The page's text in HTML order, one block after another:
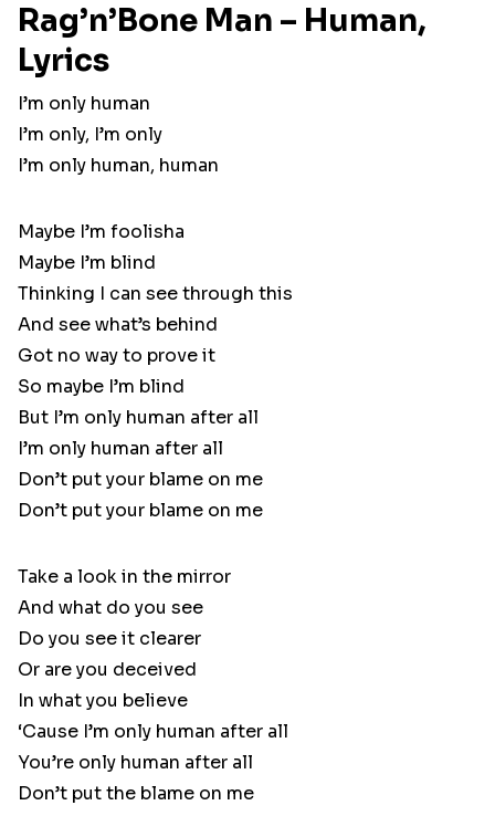
Rag’n’Bone Man – Human,
Lyrics
I’m only human
I’m only, I’m only
I’m only human, human
Maybe I’m foolisha
Maybe I’m blind
Thinking I can see through this
And see what’s behind
Got no way to prove it
So maybe I’m blind
But I’m only human after all
I’m only human after all
Don’t put your blame on me
Don’t put your blame on me
Take a look in the mirror
And what do you see
Do you see it clearer
Or are you deceived
In what you believe
‘Cause I’m only human after all
You’re only human after all
Don’t put the blame on me